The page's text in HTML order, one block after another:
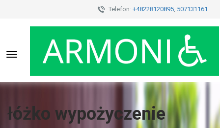
Telefon: +48228120895, 507131161
Toggle
navigation
łóżko wypożyczenie